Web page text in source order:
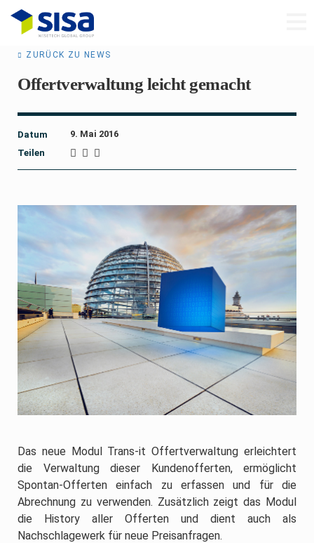
ZURÜCK ZU NEWS
Offertverwaltung leicht gemacht
Datum
9. Mai 2016
Teilen
Das neue Modul Trans-it Offertverwaltung erleichtert
die Verwaltung dieser Kundenofferten, ermöglicht
Spontan-Offerten einfach zu erfassen und für die
Abrechnung zu ver­wenden. Zusätzlich zeigt das Modul
die History aller Offerten und dient auch als
Nachschlagewerk für neue Preisanfragen.